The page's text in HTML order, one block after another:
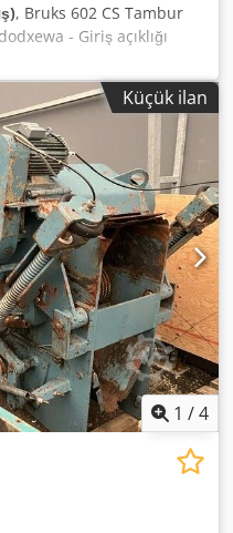
, Bruks 602 CS Tambur
- Giriş açıklığı
600 mm - Bıçak
180/100 mm - Ana
11 kW - Kapasite:
talaş uzunluğu: 20-35
BRUKS (İsveç) Durumu:
de mevcuttur
Küçük ilan
1 /4